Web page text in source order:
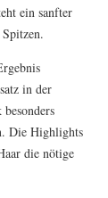
ein sanfter
in der
Die Highlights
die nötige